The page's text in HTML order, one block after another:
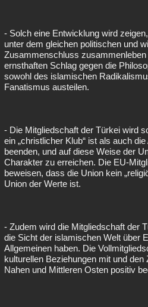
- Solch eine Entwicklung wird
unter dem gleichen politischen und
Zusammenschluss
ernsthaften Schlag gegen die
sowohl des islamischen
Fanatismus austeilen.
- Die Mitgliedschaft der Türkei wird
ein „christlicher Klub“ ist als auch
beenden, und auf diese Weise der
Charakter zu erreichen. Die EU-
beweisen, dass die Union kein
Union der Werte ist.
- Zudem wird die Mitgliedschaft der
die Sicht der islamischen Welt über
Allgemeinen haben. Die
kulturellen Beziehungen mit und
Nahen und Mittleren Osten positiv